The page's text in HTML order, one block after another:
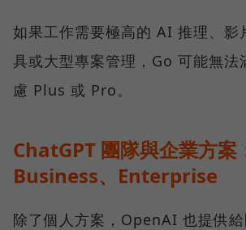
如果工作需要極高的 AI 推理、影
具或大型專案管理，Go 可能無法
慮 Plus 或 Pro。
ChatGPT 團隊與企業方案
Business、Enterprise
除了個人方案，OpenAI 也提供